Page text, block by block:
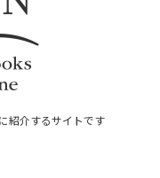
紹介するサイトです